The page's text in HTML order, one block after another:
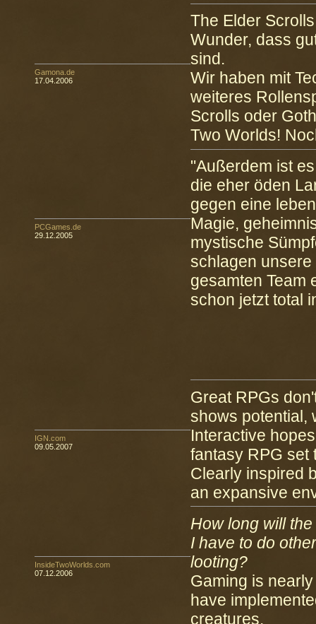
Gamona.de
17.04.2006
The Elder
Wunder, dass
sind.
Wir haben mit
weiteres
Scrolls oder
Two Worlds!
PCGames.de
29.12.2005
"Außerdem ist
die eher öden
gegen eine
Magie,
mystische
schlagen
gesamten Team
schon jetzt total
IGN.com
09.05.2007
Great RPGs
shows potential,
Interactive
fantasy RPG set
Clearly inspired
an expansive
InsideTwoWorlds.com
07.12.2006
How long will
I have to do
looting?
Gaming is
have
creatures.